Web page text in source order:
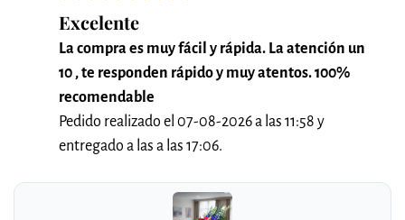
Excelente
La compra es muy fácil y rápida. La atención un
10 , te responden rápido y muy atentos. 100%
recomendable
Pedido realizado el 07-08-2026 a las 11:58 y
entregado a las a las 17:06.